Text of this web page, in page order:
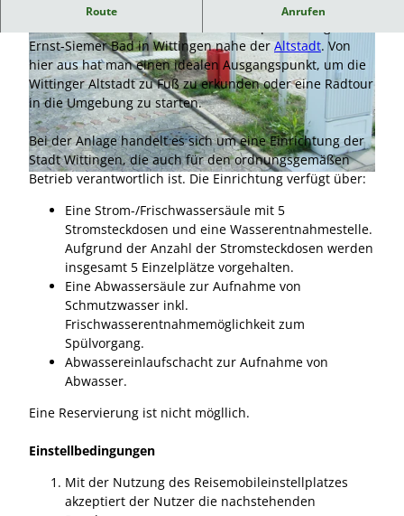
© Stadt Wittingen |CC-BY
© Stadt Wittingen | CC-BY
Route Anrufen
Wittinger Wohnmobilstellplatz in Altstadtnähe
Ernst-Siemer Bad in Wittingen nahe derAltstadt. Von
hier aus hat man einen idealen Ausgangspunkt, um die
Wittinger Altstadt zu Fuß zu erkunden oder eine Radtour
in die Umgebung zu starten.
Bei der Anlage handelt es sich um eine Einrichtung der
Stadt Wittingen, die auch für den ordnungsgemäßen
Betrieb verantwortlich ist. Die Einrichtung verfügt über:
Eine Strom-/Frischwassersäule mit 5
Stromsteckdosen und eine Wasserentnahmestelle.
Aufgrund der Anzahl der Stromsteckdosen werden
insgesamt 5 Einzelplätze vorgehalten.
Eine Abwassersäule zur Aufnahme von
Schmutzwasser inkl.
Frischwasserentnahmemöglichkeit zum
Spülvorgang.
Abwassereinlaufschacht zur Aufnahme von
Abwasser.
Eine Reservierung ist nicht mögllich.
Einstellbedingungen
Mit der Nutzung des Reisemobileinstellplatzes
akzeptiert der Nutzer die nachstehenden